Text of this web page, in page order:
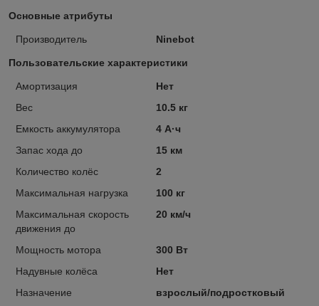
Основные атрибуты
Производитель Ninebot
Пользовательские характеристики
Амортизация
Нет
Вес
10.5 кг
Емкость аккумулятора
4 А·ч
Запас хода до
15 км
Количество колёс
2
Максимальная нагрузка
100 кг
Максимальная скорость
движения до
20 км/ч
Мощность мотора
300 Вт
Надувные колёса
Нет
Назначение
взрослый/подростковый